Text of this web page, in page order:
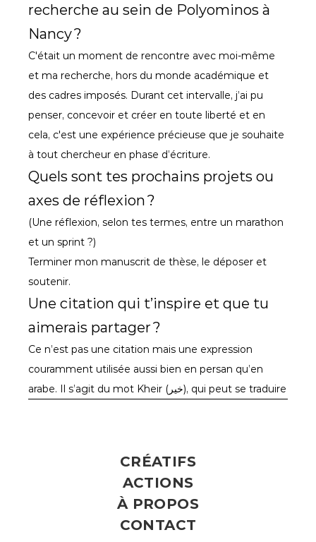
recherche au sein de Polyominos à
Nancy ?
C'était un moment de rencontre avec moi-même
et ma recherche, hors du monde académique et
des cadres imposés. Durant cet intervalle, j’ai pu
penser, concevoir et créer en toute liberté et en
cela, c'est une expérience précieuse que je souhaite
à tout chercheur en phase d’écriture.
Quels sont tes prochains projets ou
axes de réflexion ?
(Une réflexion, selon tes termes, entre un marathon
et un sprint ?)
Terminer mon manuscrit de thèse, le déposer et
soutenir.
Une citation qui t’inspire et que tu
aimerais partager ?
Ce n’est pas une citation mais une expression
couramment utilisée aussi bien en persan qu’en
arabe. Il s’agit du mot Kheir (خیر), qui peut se traduire
CRÉATIFS
ACTIONS
À PROPOS
CONTACT